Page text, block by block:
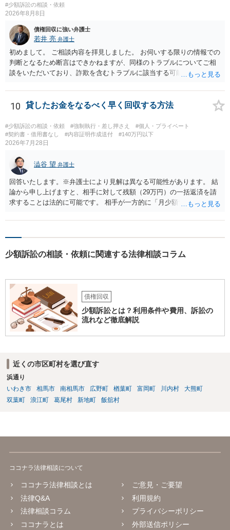
は裁判所へ相談した方がよいと思います。
#少額訴訟の相談・依頼
2026年8月8日
債権回収に強い弁護士
若井 亮 弁護士
初めまして。 ご相談内容を拝見しました。 お伺いする限りの情報での
判断となるため断言はできかねますが、同様のトラブルについてご相
談をいただいており、詐欺を含むトラブルに該当する可能性があるで
ります。 お金を渡した方法が現金手渡しではなく、指定口座への振込
であるならば、相手方の身元を特定できる可能性もあるでしょう。 い
ずれにせよ、まずは速やかに最寄りの警察署に被害相談に行くことを
お勧めします。
10 貸したお金をなるべく早く回収する方法
#少額訴訟の相談・依頼 #強制執行・差し押さえ
#個人・プライベート
#契約書・借用書なし
#内容証明作成送付 #140万円以下
2026年7月28日
澁谷 望 弁護士
回答いたします。※弁護士により見解は異なる可能性があります。 結
論から申し上げますと、相手に対して残額（29万円）の一括返済を請
求することは法的に可能です。 相手が一方的に「月少額ずつ返す」と
は成立していません。当初の返済期日も過ぎているため、一括返済を
払いには同意していないため、残額の一括払いを求める」旨を明確に
まず本名や住所の特定を進めてください。 相手が購入した高額商品
（Switch2等）の事実も踏まえ、応じない場合は法的措置を辞さない姿
勢で交渉に臨むのが現実的かと思います。
少額訴訟の相談・依頼に関連する法律相談コラム
債権回収
少額訴訟とは？利用条件や費用、訴訟の
流れなど徹底解説
近くの市区町村を選び直す
浜通り
いわき市
相馬市 南相馬市 広野町 楢葉町 富岡町 川内村
大熊町
双葉町
浪江町 葛尾村 新地町 飯舘村
ココナラ法律相談について
ココナラ法律相談とは
法律Q&A
法律相談コラム
ココナラとは
ご意見・ご要望
利用規約
プライバシーポリシー
外部送信ポリシー